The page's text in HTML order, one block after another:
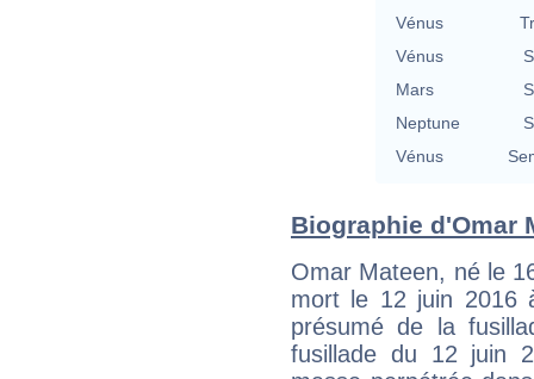
Vénus
Vénus
Mars
Neptune
Vénus
Biographie d'Omar
Omar Mateen, né le
mort le 12 juin 2016
présumé de la
fusillade du 12 juin